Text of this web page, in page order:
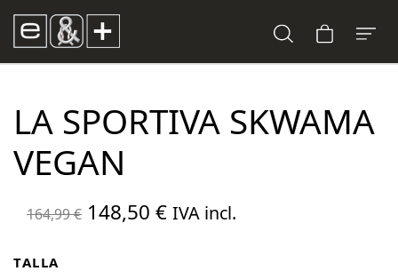
LA SPORTIVA SKWAMA
VEGAN
164,99€ El
148,50 €El
IVA incl.
TALLA